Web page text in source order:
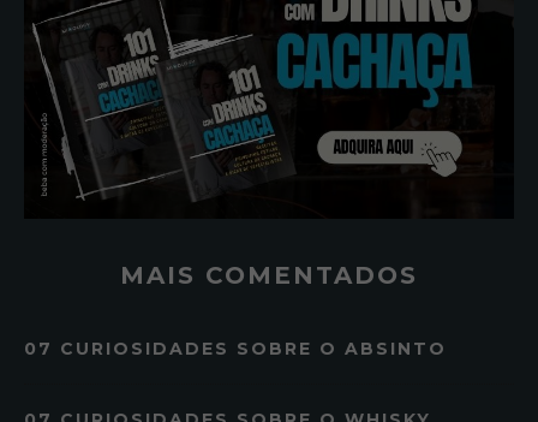
MAIS COMENTADOS
07 CURIOSIDADES SOBRE O ABSINTO